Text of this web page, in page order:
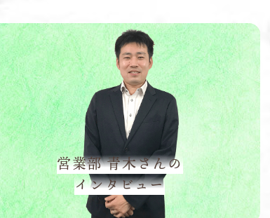
営業部 青木さんの
インタビュー